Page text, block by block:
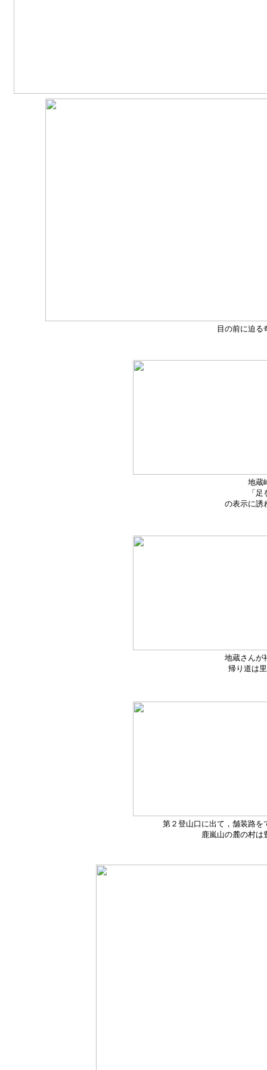
目の前に迫る
地蔵
「
の表示に誘
地蔵さんが
帰り道は
第２登山口に出て，舗装路
鹿嵐山の麓の村は